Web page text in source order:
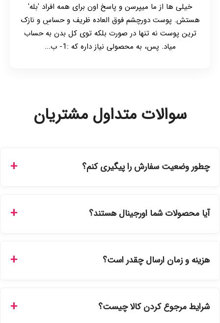
خیلی ها از ما میپرسن و پاسخ اون برای همه افراد 'بله'
هستش. پوست دورچشم فوق العاده ظریف و حساسِ و نازک
ترین پوست نه تنها در صورت بلکه توی کل بدن به حساب
میاد. پس، به محصولی نیاز داره که :1- ب...
سوالات متداول مشتریان
چطور وضعیت سفارش را پیگیری کنم؟
سفارشات در سایت، وضعیت لحظه‌ای مرسوله را مشاهده کنید.
آیا محصولات شما اورجینال هستند؟
نمایندگی‌های معتبر تهیه شده و دارای بچ‌کد قابل استعلام هستند.
هزینه و زمان ارسال چقدر است؟
انتخاب کنید و برای شهرستان‌ها بین یک الی ۳ روز کاری از طریق
شرایط مرجوع کردن کالا چیست؟